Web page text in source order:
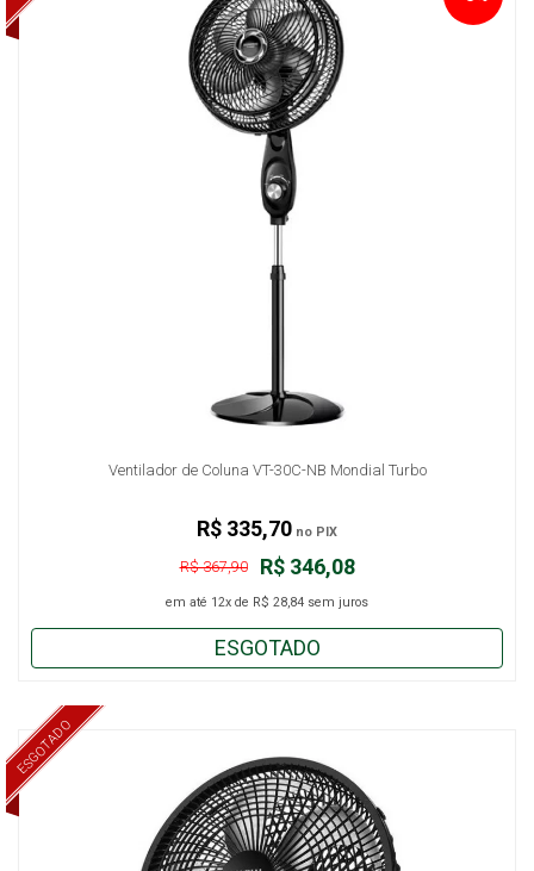
Ventilador de Coluna VT-30C-NB Mondial Turbo
R$ 346,08
R$ 367,90
em até 12x de R$ 28,84 sem juros
R$ 335,70 no PIX
ESGOTADO
ESGOTADO